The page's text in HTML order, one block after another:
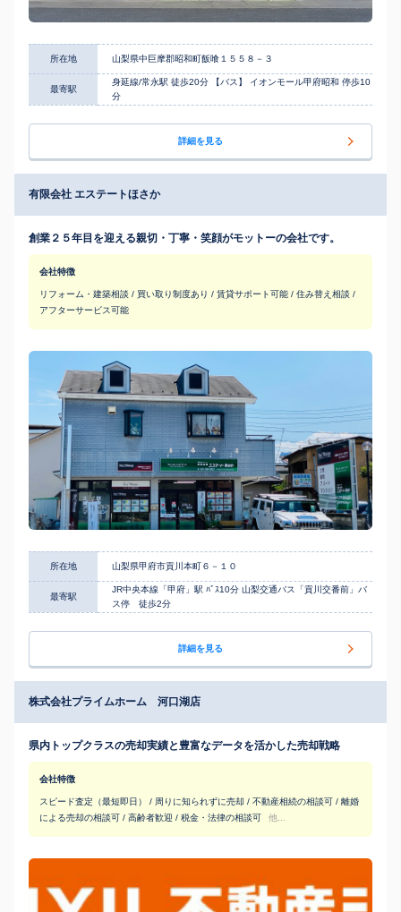
所在地 山梨県中巨摩郡昭和町飯喰１５５８－３
最寄駅
身延線/常永駅 徒歩20分 【バス】 イオンモール甲府昭和 停歩10
分
詳細を見る
有限会社 エステートほさか
創業２５年目を迎える親切・丁寧・笑顔がモットーの会社です。
会社特徴
リフォーム・建築相談 / 買い取り制度あり / 賃貸サポート可能 / 住み替え相談 /
アフターサービス可能
所在地 山梨県甲府市貢川本町６－１０
最寄駅
JR中央本線「甲府」駅 ﾊﾞｽ10分 山梨交通バス「貢川交番前」バ
ス停 徒歩2分
詳細を見る
株式会社プライムホーム 河口湖店
県内トップクラスの売却実績と豊富なデータを活かした売却戦略
会社特徴
スピード査定（最短即日） / 周りに知られずに売却 / 不動産相続の相談可 / 離婚
による売却の相談可 / 高齢者歓迎 / 税金・法律の相談可
他...